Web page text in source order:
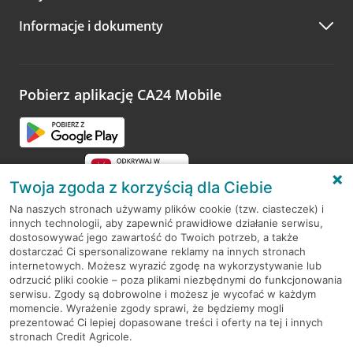
Zachęcamy do podzielenia się z nami opinią o wizycie.
opinie.
Informacje i dokumenty
Pobierz aplikację CA24 Mobile
RODO
Regulamin serwisu
Mapa serwisu
PolitykaCookies
Twoja zgoda z korzyścią dla Ciebie
Na naszych stronach używamy plików cookie (tzw. ciasteczek) i
innych technologii, aby zapewnić prawidłowe działanie serwisu,
dostosowywać jego zawartość do Twoich potrzeb, a także
dostarczać Ci spersonalizowane reklamy na innych stronach
internetowych. Możesz wyrazić zgodę na wykorzystywanie lub
odrzucić pliki cookie – poza plikami niezbędnymi do funkcjonowania
serwisu. Zgody są dobrowolne i możesz je wycofać w każdym
momencie. Wyrażenie zgody sprawi, że będziemy mogli
prezentować Ci lepiej dopasowane treści i oferty na tej i innych
stronach Credit Agricole.